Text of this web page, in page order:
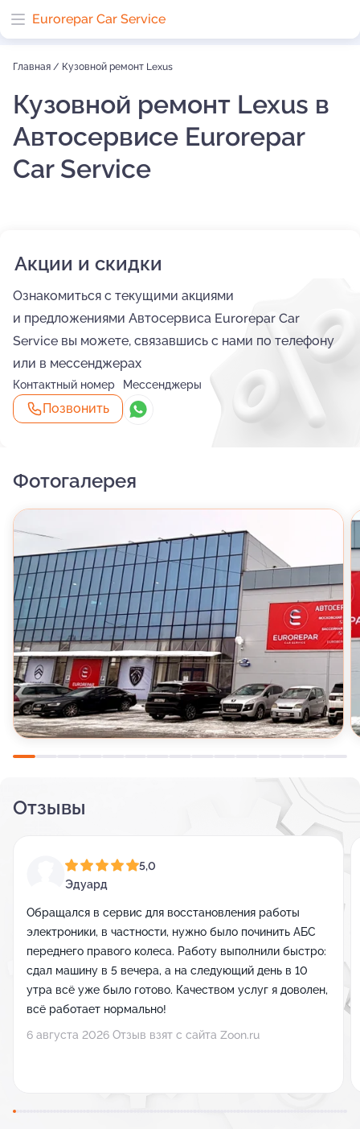
Eurorepar Car Service
Главная / Кузовной ремонт Lexus
Кузовной ремонт Lexus в
Автосервисе Eurorepar
Car Service
Акции и скидки
Ознакомиться с текущими акциями
и предложениями Автосервиса Eurorepar Car
Service вы можете, связавшись с нами по телефону
или в мессенджерах
Контактный номер
Позвонить
Мессенджеры
Фотогалерея
Отзывы
5,0
Эдуард
Обращался в сервис для восстановления работы
электроники, в частности, нужно было починить АБС
переднего правого колеса. Работу выполнили быстро:
сдал машину в 5 вечера, а на следующий день в 10
утра всё уже было готово. Качеством услуг я доволен,
всё работает нормально!
6 августа 2026 Отзыв взят с сайта Zoon.ru